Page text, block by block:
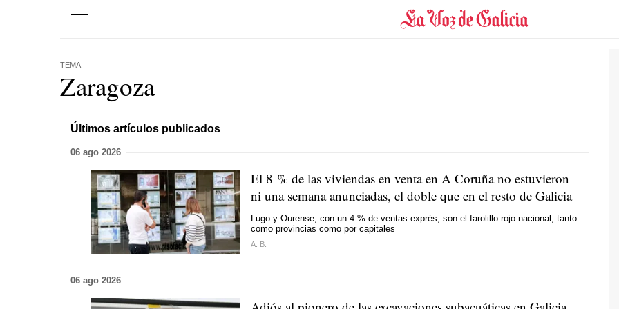
TEMA
Zaragoza
Últimos artículos publicados
06 ago 2026
El 8 % de las viviendas en venta en A Coruña no estuvieron
ni una semana anunciadas, el doble que en el resto de Galicia
Lugo y Ourense, con un 4 % de ventas exprés, son el farolillo rojo nacional, tanto
como provincias como por capitales
A. B.
06 ago 2026